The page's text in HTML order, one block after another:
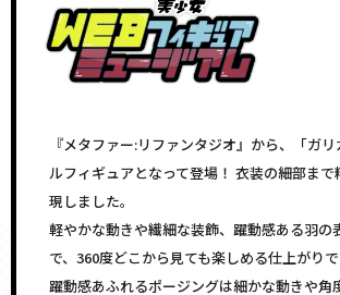
『メタファー:リファンタジオ』から、「ガ
ルフィギュアとなって登場！ 衣装の細部ま
現しました。
軽やかな動きや繊細な装飾、躍動感ある羽の
で、360度どこから見ても楽しめる仕上がりで
躍動感あふれるポージングは細かな動きや角